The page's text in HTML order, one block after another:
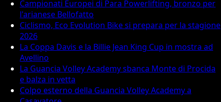
Campionati Europei di Para Powerlifting, bronzo per
l'arianese Bellofatto
Ciclismo, Eco Evolution Bike si prepara per la stagione
2026
La Coppa Davis e la Billie Jean King Cup in mostra ad
Avellino
La Guancia Volley Academy sbanca Monte di Procida
e balza in vetta
Colpo esterno della Guancia Volley Academy a